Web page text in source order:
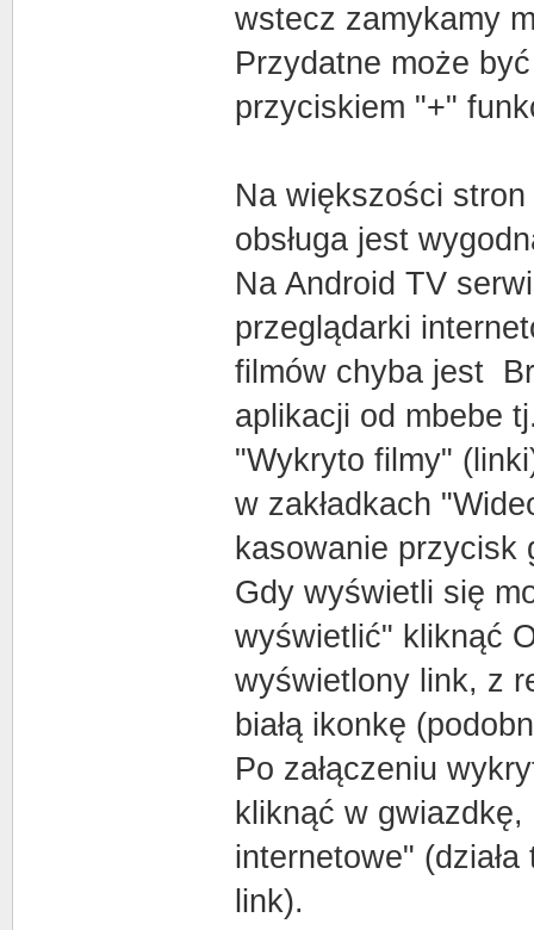
wstecz zamykamy
Przydatne może
przyciskiem "+"
Na większości
obsługa jest
Na Android TV
przeglądarki
filmów chyba jest
aplikacji od mbebe
"Wykryto filmy"
w zakładkach
kasowanie przycisk
Gdy wyświetli się
wyświetlić" kliknąć
wyświetlony link, z
białą ikonkę
Po załączeniu
kliknąć w
internetowe"
link).